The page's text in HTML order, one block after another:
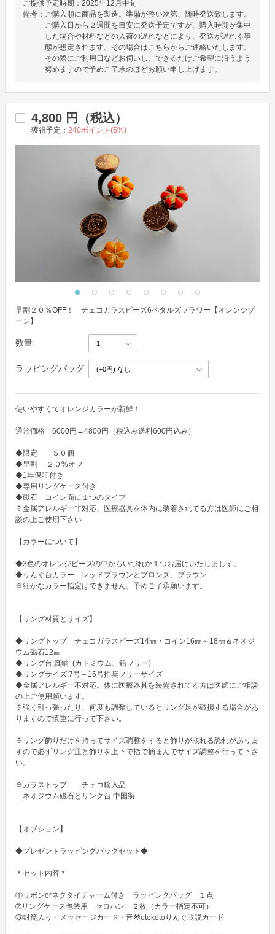
ご提供予定時期： 2025年12月中旬
備考： ご購入順に商品を製造。準備が整い次第、随時発送致します。
ご購入日から２週間を目安に発送予定ですが、購入時期が集中
した場合や材料などの入荷の遅れなどにより、発送が遅れる事
態が想定されます。その場合はこちらからご連絡いたします。
その際にご利用日などお伺いし、できるだけご希望に沿うよう
努めますので予めご了承のほどお願い申し上げます。
4,800 円（税込）
獲得予定： 240ポイント(5%)
早割２０％OFF！ チェコガラスビーズ6ペタルズフラワー【オレンジゾ
ーン】
数量
ラッピングバッグ
使いやすくてオレンジカラーが新鮮！
通常価格　6000円→4800円（税込み送料600円込み）
◆限定　　５０個
◆早割　 ２０%オフ
◆1年保証付き
◆専用リングケース付き
◆磁石　コイン面に１つのタイプ
※金属アレルギー非対応、医療器具を体内に装着されてる方は医師にご相
談の上ご使用下さい
【カラーについて】
◆3色のオレンジビーズの中からいづれか１つお届けいたしましす。
◆りんぐ台カラー　レッドブラウンとブロンズ、ブラウン
※細かなカラー指定はできません。予めご了承願います。
【リング材質とサイズ】
◆リングトップ　チェコガラスビーズ14㎜・コイン16㎜～18㎜＆ネオジ
ウム磁石12㎜
◆リング台:真鍮  (カドミウム、鉛フリー)
◆リングサイズ:7号～16号推奨フリーサイズ
◆金属アレルギー不対応。体に医療器具を装備されてる方は医師にご相談
の上ご使用願います。
※強く引っ張ったり、何度も調整しているとリング足が破損する場合があ
りますので慎重に行って下さい。
※リング飾りだけを持ってサイズ調整をすると飾りが取れる恐れがありま
すので必ずリング皿と飾りを上下で指で摘まんでサイズ調整を行って下さ
い。
※ガラストップ　　チェコ輸入品
ネオジウム磁石とリング台 中国製
【オプション】
◆プレゼントラッピングバッグセット◆
＊セット内容＊
①リボンorネクタイチャーム付き　ラッピングバッグ　１点
➁リングケース包装用　セロハン　２枚（カラー指定不可）
③封筒入り・メッセージカード・音琴otokotoりんぐ取説カード